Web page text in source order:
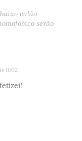
calão
serão
11:02